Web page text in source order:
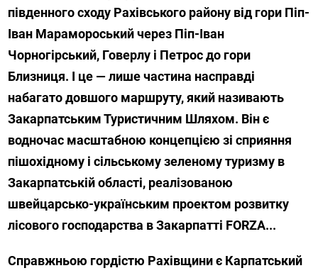
південного сходу Рахівського району від гори Піп-
Іван Марамороський через Піп-Іван
Чорногірський, Говерлу і Петрос до гори
Близниця. І це — лише частина насправді
набагато довшого маршруту, який називають
Закарпатським Туристичним Шляхом. Він є
водночас масштабною концепцією зі сприяння
пішохідному і сільському зеленому туризму в
Закарпатській області, реалізованою
швейцарсько-українським проектом розвитку
лісового господарства в Закарпатті FORZA...
Справжньою гордістю Рахівщини є Карпатський